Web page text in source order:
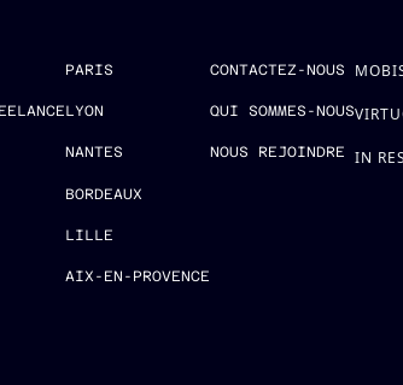
PARIS
LYON
NANTES
BORDEAUX
LILLE
AIX-EN-PROVENCE
CONTACTEZ-NOUS
QUI SOMMES-NOUS
NOUS REJOINDRE IN